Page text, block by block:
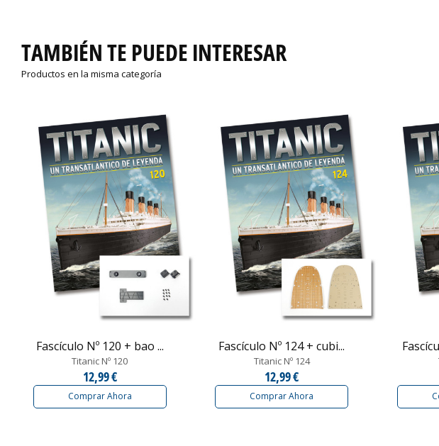
TAMBIÉN TE PUEDE INTERESAR
Productos en la misma categoría
Fascículo Nº 120 + bao ...
Titanic Nº 120
12,99 €
Comprar Ahora
Fascículo Nº 124 + cubi...
Titanic Nº 124
12,99 €
Comprar Ahora